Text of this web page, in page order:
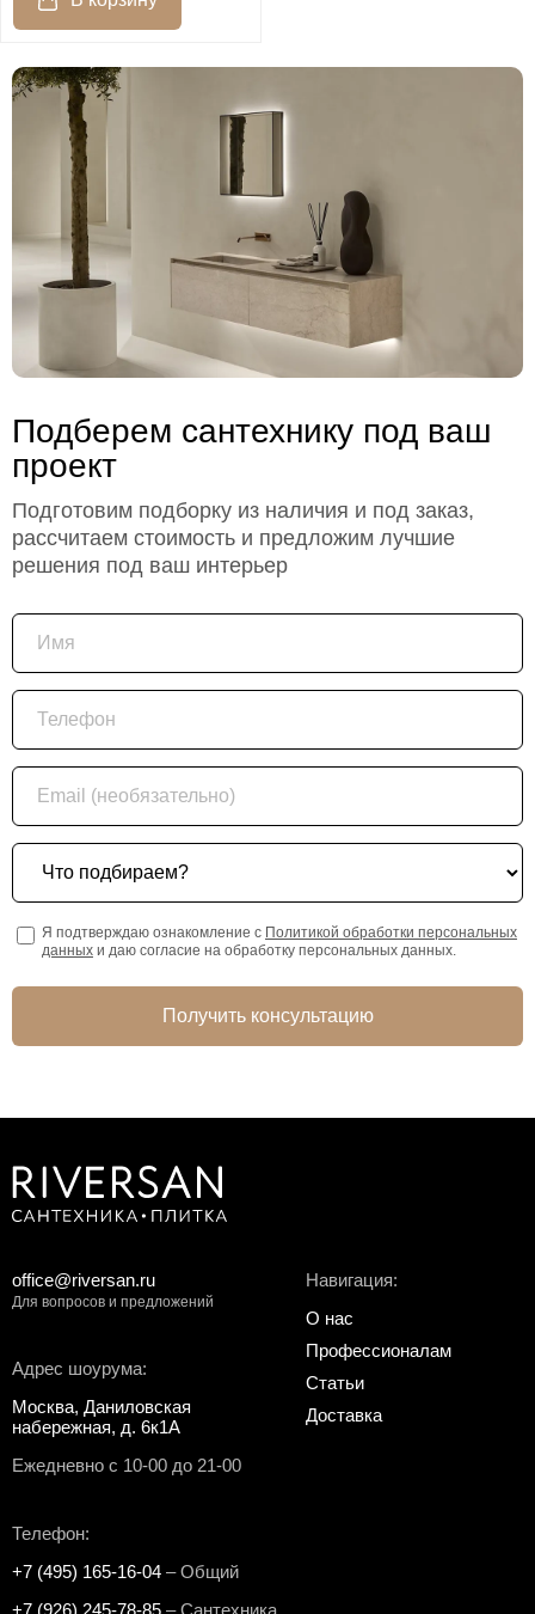
Подберем сантехнику под ваш
проект
Подготовим подборку из наличия и под заказ,
рассчитаем стоимость и предложим лучшие
решения под ваш интерьер
Имя
Телефон
Email (необязательно)
Что подбираем?
Я подтверждаю ознакомление с Политикой обработки персональных
данных и даю согласие на обработку персональных данных.
Получить консультацию
Адрес шоурума:
Москва, Даниловская
набережная, д. 6к1А
Ежедневно с 10-00 до 21-00
Телефон:
+7 (495) 165-16-04 – Общий
Навигация:
О нас
Профессионалам
Статьи
Доставка
office@riversan.ru
Для вопросов и предложений